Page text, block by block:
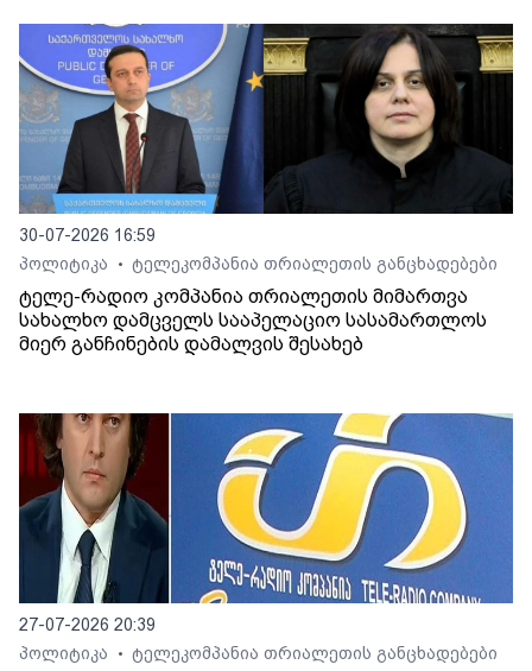
30-07-2026 16:59
პოლიტიკა
• ტელეკომპანია თრიალეთის განცხადებები
ტელე-რადიო კომპანია თრიალეთის მიმართვა
სახალხო დამცველს სააპელაციო სასამართლოს
მიერ განჩინების დამალვის შესახებ
27-07-2026 20:39
პოლიტიკა
• ტელეკომპანია თრიალეთის განცხადებები